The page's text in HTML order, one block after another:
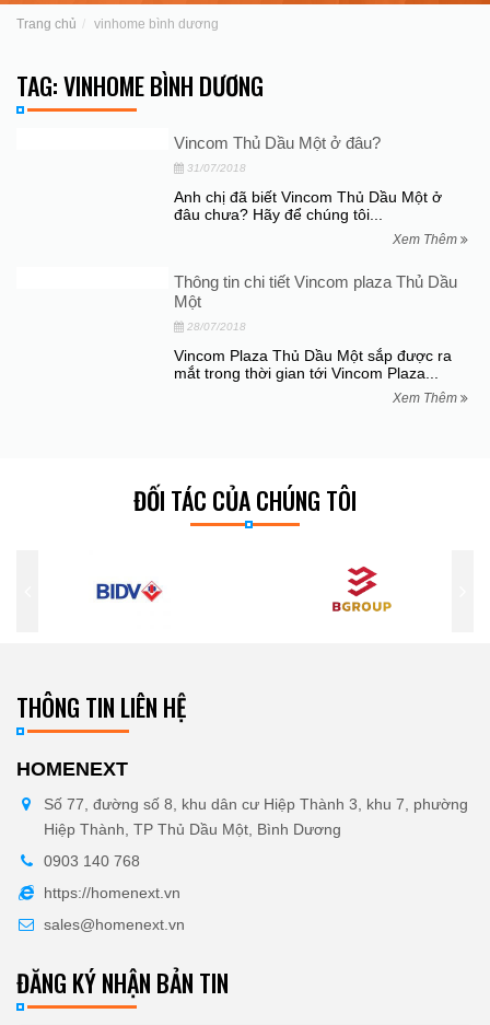
Trang chủ vinhome bình dương
TAG: VINHOME BÌNH DƯƠNG
Vincom Thủ Dầu Một ở đâu?
31/07/2018
Anh chị đã biết Vincom Thủ Dầu Một ở
đâu chưa? Hãy để chúng tôi...
Xem Thêm
Thông tin chi tiết Vincom plaza Thủ Dầu
Một
28/07/2018
Vincom Plaza Thủ Dầu Một sắp được ra
mắt trong thời gian tới Vincom Plaza...
Xem Thêm
ĐỐI TÁC CỦA CHÚNG TÔI
THÔNG TIN LIÊN HỆ
HOMENEXT
Số 77, đường số 8, khu dân cư Hiệp Thành 3, khu 7, phường
Hiệp Thành, TP Thủ Dầu Một, Bình Dương
0903 140 768
https://homenext.vn
sales@homenext.vn
ĐĂNG KÝ NHẬN BẢN TIN